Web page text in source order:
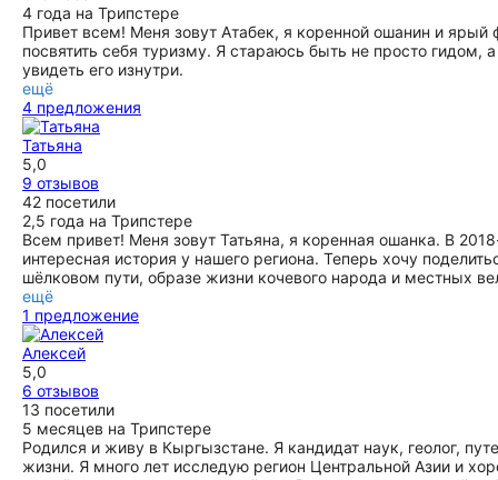
увидеть настоящий Памир в более спокойной обстановке
без толп людей
ещё
4 года на Трипстере
Привет всем! Меня зовут Атабек, я коренной ошанин и
посвятить себя туризму. Я стараюсь быть не просто
увидеть его изнутри.
ещё
4 предложения
Татьяна
5,0
9 отзывов
42 посетили
2,5 года на Трипстере
Всем привет! Меня зовут Татьяна, я коренная ошанка. В
интересная история у нашего региона. Теперь хочу
шёлковом пути, образе жизни кочевого народа и местных
ещё
1 предложение
Алексей
5,0
6 отзывов
13 посетили
5 месяцев на Трипстере
Родился и живу в Кыргызстане. Я кандидат наук, геолог,
жизни. Я много лет исследую регион Центральной Азии и